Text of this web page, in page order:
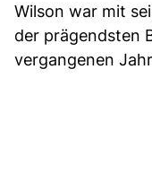
Wilson war mit
der prägendsten
vergangenen